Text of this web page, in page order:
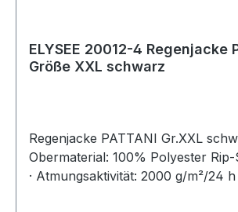
ELYSEE 20012-4 Regenjacke
Größe XXL schwarz
Regenjacke PATTANI Gr.XXL
Obermaterial: 100% Polyester
· Atmungsaktivität: 2000 g/m²/24 h